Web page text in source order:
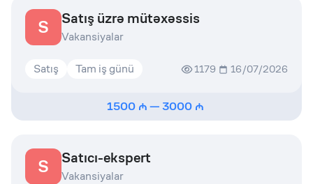
S Satış üzrə mütəxəssis
Vakansiyalar
Satış Tam iş günü 1179 16/07/2026
1500 —3000
S Satıcı-ekspert
Vakansiyalar